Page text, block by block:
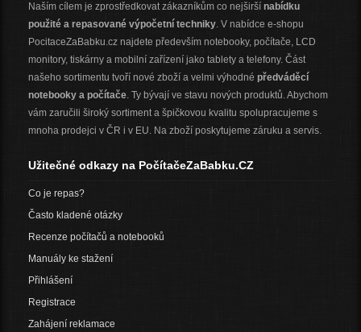
Naším cílem je zprostředkovat zákazníkům co nejširší nabídku
použité a repasované výpočetní techniky. V nabídce e-shopu
PocitaceZaBabku.cz najdete především notebooky, počítače, LCD
monitory, tiskárny a mobilní zařízení jako tablety a telefony. Část
našeho sortimentu tvoří nové zboží a velmi výhodné předváděcí
notebooky a počítače. Ty bývají ve stavu nových produktů. Abychom
vám zaručili široký sortiment a špičkovou kvalitu spolupracujeme s
mnoha prodejci v ČR i v EU. Na zboží poskytujeme záruku a servis.
Užitečné odkazy na PočítačeZaBabku.CZ
Co je repas?
Často kladené otázky
Recenze počítačů a notebooků
Manuály ke stažení
Přihlášení
Registrace
Zahájení reklamace